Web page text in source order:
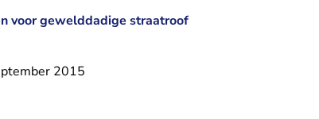
voor gewelddadige straatroof
2015